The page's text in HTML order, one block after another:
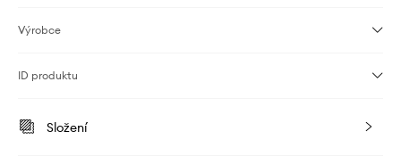
Výrobce
ID produktu
Složení